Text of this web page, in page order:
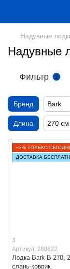
Надувные
Надувные
Фильтр 2
Бренд Bark
Длина 270 см
−3% ТОЛЬКО
ДОСТАВКА
3
Артикул: 288822
Лодка Bark B-270,
слань-коврик